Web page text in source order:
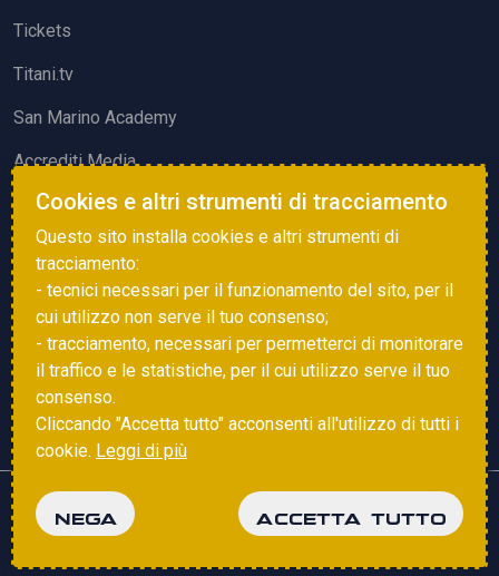
Tickets
Titani.tv
San Marino Academy
Accrediti Media
ATTIVITÀ ED EVENTI
Squadre di Calcio
Associazione Sammarinese Arbitri
Vota gol e parata
Copyright © 2025 FSGC. Tutti i diritti riservati
Cookies e altri strumenti di tracciamento
Questo sito installa cookies e altri strumenti di
tracciamento:
- tecnici necessari per il funzionamento del sito, per il
cui utilizzo non serve il tuo consenso;
- tracciamento, necessari per permetterci di monitorare
il traffico e le statistiche, per il cui utilizzo serve il tuo
consenso.
Cliccando "Accetta tutto" acconsenti all'utilizzo di tutti i
cookie. Leggi di più
NEGA ACCETTA TUTTO